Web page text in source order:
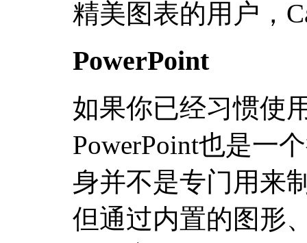
精美图表的用户，
PowerPoint
如果你已经习惯使
PowerPoint也是一
身并不是专门用来
但通过内置的图形